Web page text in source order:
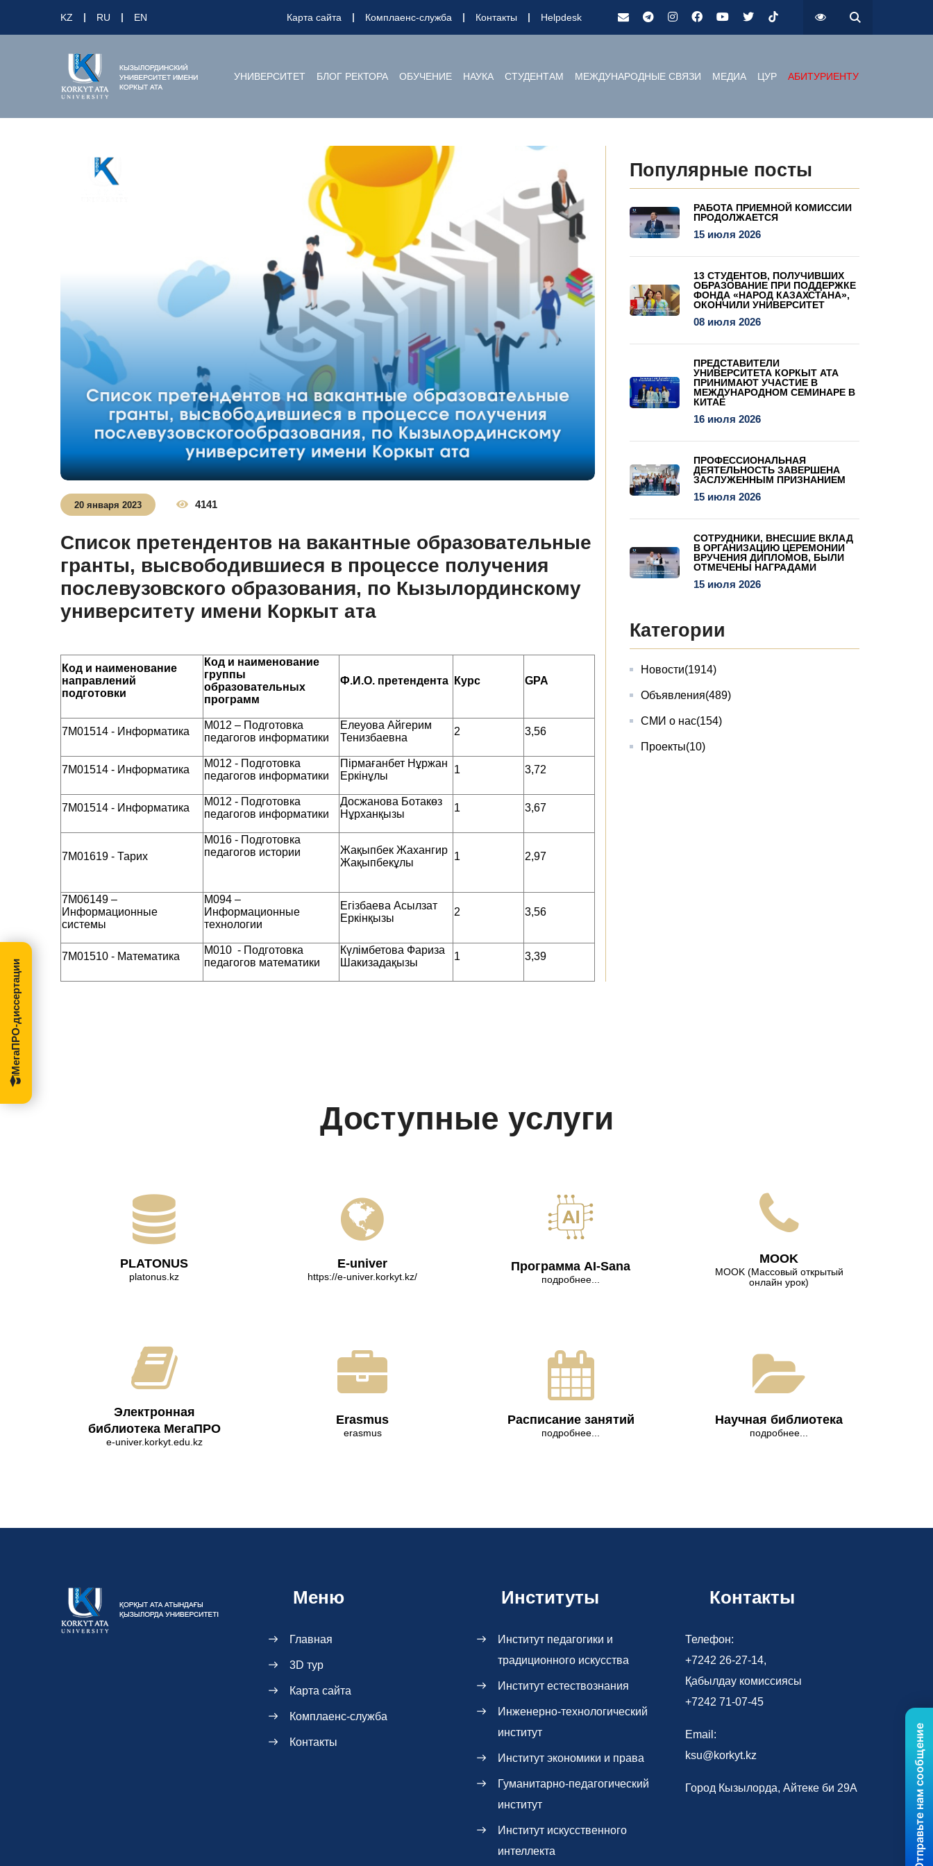
KZ RU EN Карта сайта Комплаенс-служба Контакты Helpdesk
УНИВЕРСИТЕТ БЛОГ РЕКТОРА ОБУЧЕНИЕ НАУКА СТУДЕНТАМ МЕЖДУНАРОДНЫЕ СВЯЗИ МЕДИА ЦУР АБИТУРИЕНТУ
20 января 2023 4141
Список претендентов на вакантные образовательные
гранты, высвободившиеся в процессе получения
послевузовского образования, по Кызылординскому
университету имени Коркыт ата
Код и наименование
направлений
подготовки
Код и наименование
группы
образовательных
программ
Ф.И.О. претендента Курс GPA
7М01514 - Информатика
М012 – Подготовка
педагогов информатики
Елеуова Айгерим
Тенизбаевна
2 3,56
7М01514 - Информатика
М012 - Подготовка
педагогов информатики
Пірмағанбет Нұржан
Еркінұлы
1 3,72
7М01514 - Информатика
М012 - Подготовка
педагогов информатики
Досжанова Ботакөз
Нұрханқызы
1 3,67
7М01619 - Тарих
М016 - Подготовка
педагогов истории
Жақыпбек Жахангир
Жақыпбекұлы
1 2,97
7М06149 –
Информационные
системы
М094 –
Информационные
технологии
Егізбаева Асылзат
Еркінқызы
2 3,56
7М01510 - Математика
М010 - Подготовка
педагогов математики
Күлімбетова Фариза
Шакизадақызы
1 3,39
Популярные посты
РАБОТА ПРИЕМНОЙ КОМИССИИ
ПРОДОЛЖАЕТСЯ
15 июля 2026
13 СТУДЕНТОВ, ПОЛУЧИВШИХ
ОБРАЗОВАНИЕ ПРИ ПОДДЕРЖКЕ
ФОНДА «НАРОД КАЗАХСТАНА»,
ОКОНЧИЛИ УНИВЕРСИТЕТ
08 июля 2026
ПРЕДСТАВИТЕЛИ
УНИВЕРСИТЕТА КОРКЫТ АТА
ПРИНИМАЮТ УЧАСТИЕ В
МЕЖДУНАРОДНОМ СЕМИНАРЕ В
КИТАЕ
16 июля 2026
ПРОФЕССИОНАЛЬНАЯ
ДЕЯТЕЛЬНОСТЬ ЗАВЕРШЕНА
ЗАСЛУЖЕННЫМ ПРИЗНАНИЕМ
15 июля 2026
СОТРУДНИКИ, ВНЕСШИЕ ВКЛАД
В ОРГАНИЗАЦИЮ ЦЕРЕМОНИИ
ВРУЧЕНИЯ ДИПЛОМОВ, БЫЛИ
ОТМЕЧЕНЫ НАГРАДАМИ
15 июля 2026
Категории
Новости(1914)
Объявления(489)
СМИ о нас(154)
Проекты(10)
Доступные услуги
PLATONUS
platonus.kz
E-univer
https://e-univer.korkyt.kz/
Программа AI-Sana
подробнее...
МООK
МООK (Массовый открытый
онлайн урок)
Электронная
библиотека МегаПРО
e-univer.korkyt.edu.kz
Erasmus
erasmus
Расписание занятий
подробнее...
Научная библиотека
подробнее...
Меню
Главная
3D тур
Карта сайта
Комплаенс-служба
Контакты
Институты
Институт педагогики и
традиционного искусства
Институт естествознания
Инженерно-технологический
институт
Институт экономики и права
Гуманитарно-педагогический
институт
Институт искусственного
интеллекта
Контакты
Телефон:
+7242 26-27-14,
Қабылдау комиссиясы
+7242 71-07-45
Email:
ksu@korkyt.kz
Город Кызылорда, Айтеке би 29А Отправьте нам сообщение
МегаПРО-диссертации